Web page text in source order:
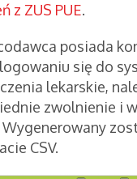
z ZUS PUE.
posiada
się do
lekarskie,
zwolnienie i
CSV.